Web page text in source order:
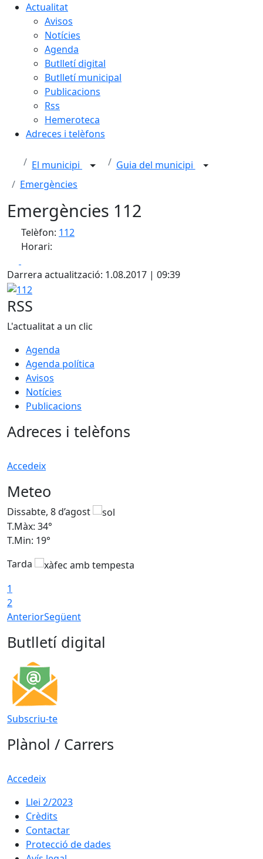
Actualitat
Avisos
Notícies
Agenda
Butlletí digital
Butlletí municipal
Publicacions
Rss
Hemeroteca
Adreces i telèfons
El municipi
Guia del municipi
Emergències
Emergències 112
Telèfon: 112
Horari:
Darrera actualització: 1.08.2017 | 09:39
112
RSS
L'actualitat a un clic
Agenda
Agenda política
Avisos
Notícies
Publicacions
Adreces i telèfons
Accedeix
Meteo
Dissabte, 8 d’agost
T.Màx: 34°
T.Min: 19°
Tarda
1
2
AnteriorSegüent
Butlletí digital
Subscriu-te
Plànol / Carrers
Accedeix
Llei 2/2023
Crèdits
Contactar
Protecció de dades